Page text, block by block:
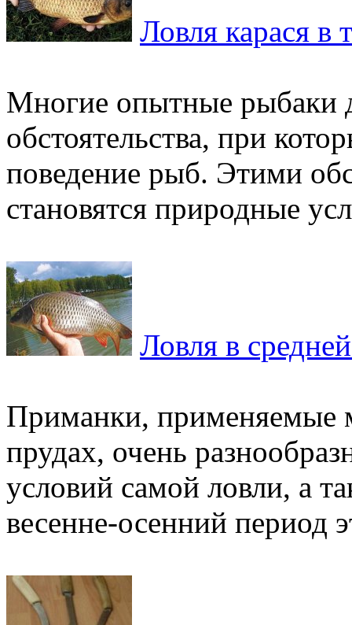
Ловля карася в
Многие опытные рыбаки
обстоятельства, при
поведение рыб. Этими
становятся природные
Ловля в
Приманки, применяемые
прудах, очень
условий самой ловли, а
весенне-осенний период